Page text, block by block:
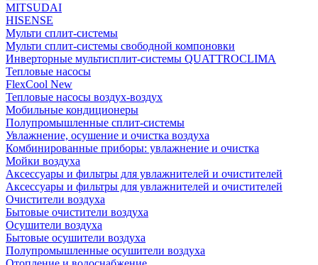
MITSUDAI
HISENSE
Мульти сплит-системы
Мульти сплит-системы свободной компоновки
Инверторные мультисплит-системы QUATTROCLIMA
Тепловые насосы
FlexCool New
Тепловые насосы воздух-воздух
Мобильные кондиционеры
Полупромышленные сплит-системы
Увлажнение, осушение и очистка воздуха
Комбинированные приборы: увлажнение и очистка
Мойки воздуха
Аксессуары и фильтры для увлажнителей и очистителей
Аксессуары и фильтры для увлажнителей и очистителей
Очистители воздуха
Бытовые очистители воздуха
Осушители воздуха
Бытовые осушители воздуха
Полупромышленные осушители воздуха